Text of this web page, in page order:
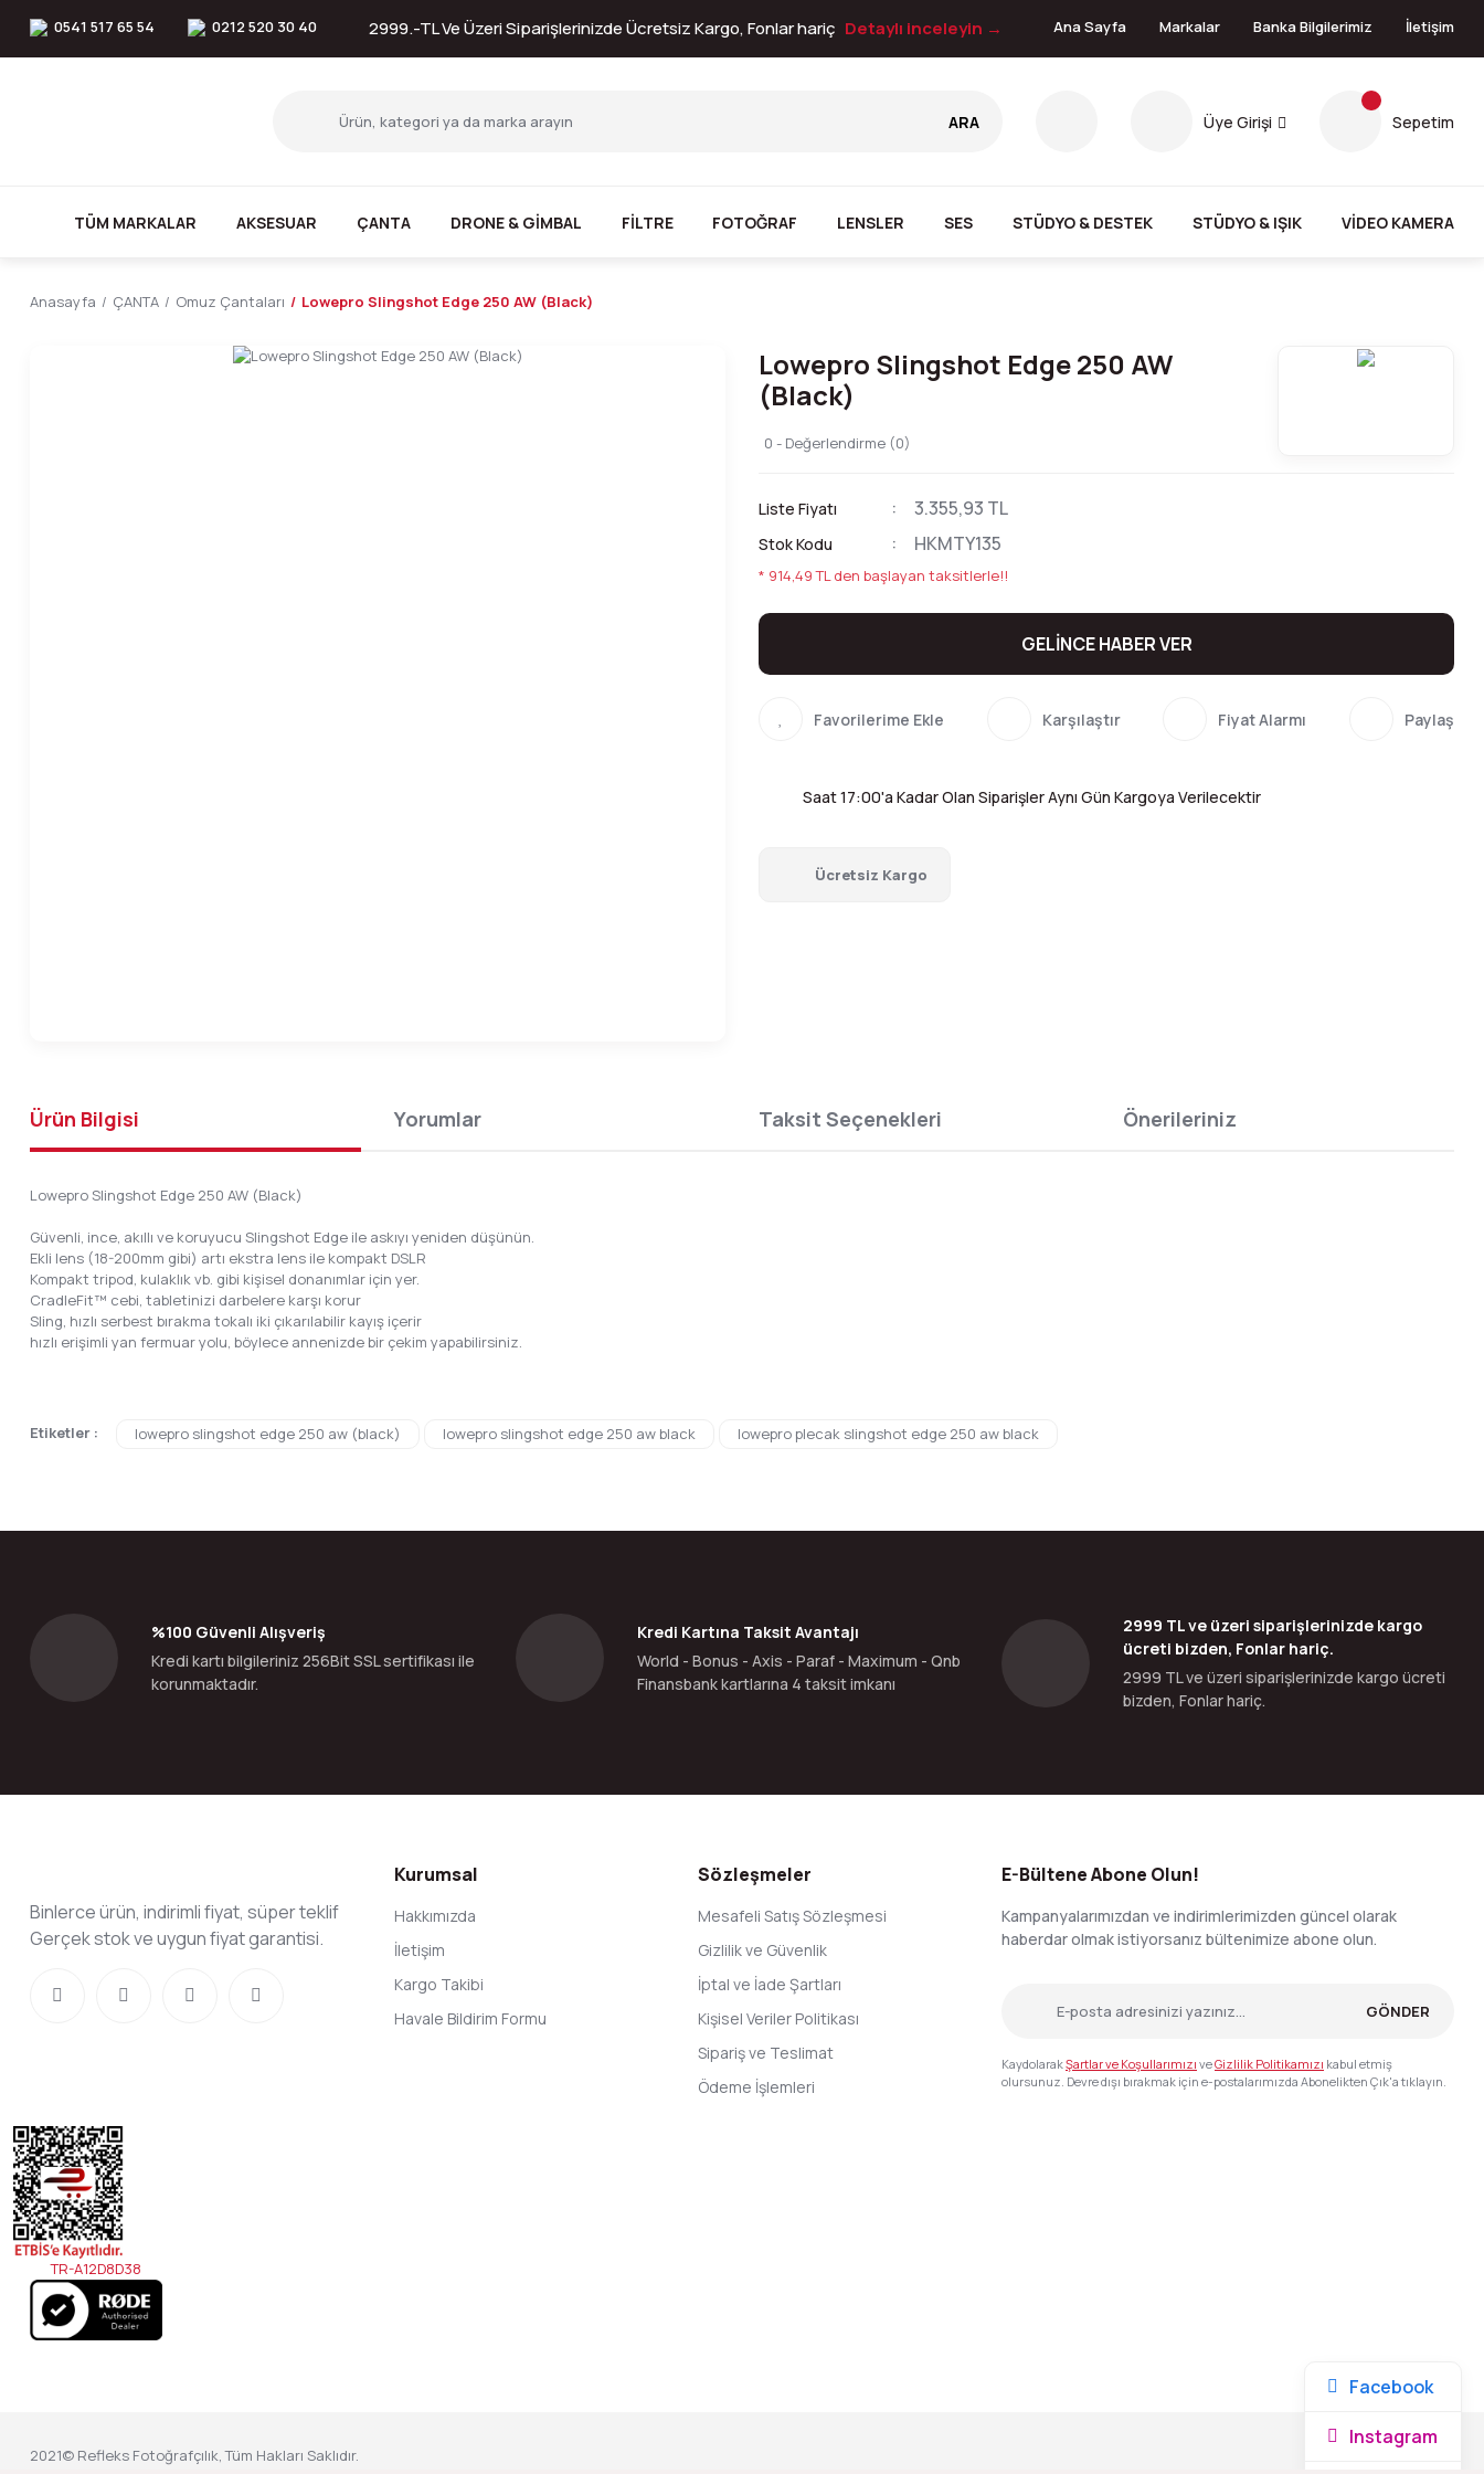
0541 517 65 54 0212 520 30 40 2999.-TL Ve Üzeri Siparişlerinizde Ücretsiz Kargo, Fonlar hariç Detaylı inceleyin → Ana Sayfa Markalar Banka Bilgilerimiz İletişim
ARA Üye Girişi Sepetim
TÜM MARKALAR AKSESUAR ÇANTA DRONE & GİMBAL FİLTRE FOTOĞRAF LENSLER SES STÜDYO & DESTEK STÜDYO & IŞIK VİDEO KAMERA
Anasayfa ÇANTA Omuz Çantaları Lowepro Slingshot Edge 250 AW (Black)
Lowepro Slingshot Edge 250 AW
(Black)
0 - Değerlendirme (0)
Liste Fiyatı 3.355,93 TL
Stok Kodu HKMTY135
* 914,49 TL den başlayan taksitlerle!!
GELİNCE HABER VER
Karşılaştır Fiyat Alarmı Paylaş
Saat 17:00'a Kadar Olan Siparişler Aynı Gün Kargoya Verilecektir
Ücretsiz Kargo
Ürün Bilgisi Yorumlar Taksit Seçenekleri Önerileriniz
Lowepro Slingshot Edge 250 AW (Black)
Güvenli, ince, akıllı ve koruyucu Slingshot Edge ile askıyı yeniden düşünün.
Ekli lens (18-200mm gibi) artı ekstra lens ile kompakt DSLR
Kompakt tripod, kulaklık vb. gibi kişisel donanımlar için yer.
CradleFit™ cebi, tabletinizi darbelere karşı korur
Sling, hızlı serbest bırakma tokalı iki çıkarılabilir kayış içerir
hızlı erişimli yan fermuar yolu, böylece annenizde bir çekim yapabilirsiniz.
Yorum Yaz
Bu ürünün fiyat bilgisi, resim, ürün açıklamalarında ve diğer konularda yetersiz gördüğünüz noktaları öneri formunu kullanarak tarafımıza iletebilirsiniz.
Ürün açıklamasında eksik bilgiler bulunuyor.
Bu ürüne benzer farklı alternatifler olmalı.
Etiketler : lowepro slingshot edge 250 aw (black) lowepro slingshot edge 250 aw black lowepro plecak slingshot edge 250 aw black
%100 Güvenli Alışveriş
Kredi kartı bilgileriniz 256Bit SSL sertifikası ile
korunmaktadır.
Kredi Kartına Taksit Avantajı
World - Bonus - Axis - Paraf - Maximum - Qnb
Finansbank kartlarına 4 taksit imkanı
2999 TL ve üzeri siparişlerinizde kargo
ücreti bizden, Fonlar hariç.
2999 TL ve üzeri siparişlerinizde kargo ücreti
bizden, Fonlar hariç.
Binlerce ürün, indirimli fiyat, süper teklif
Gerçek stok ve uygun fiyat garantisi.
Kurumsal
Hakkımızda
İletişim
Kargo Takibi
Havale Bildirim Formu
Sözleşmeler
Mesafeli Satış Sözleşmesi
Gizlilik ve Güvenlik
İptal ve İade Şartları
Kişisel Veriler Politikası
Sipariş ve Teslimat
Ödeme İşlemleri
E-Bültene Abone Olun!
Kampanyalarımızdan ve indirimlerimizden güncel olarak
haberdar olmak istiyorsanız bültenimize abone olun.
GÖNDER
KaydolarakŞartlar ve Koşullarımızı veGizlilik Politikamızı kabul etmiş
olursunuz. Devre dışı bırakmak için e-postalarımızda Abonelikten Çık'a tıklayın.
TR-A12D8D38
2021© Refleks Fotoğrafçılık, Tüm Hakları Saklıdır.
Facebook
Instagram